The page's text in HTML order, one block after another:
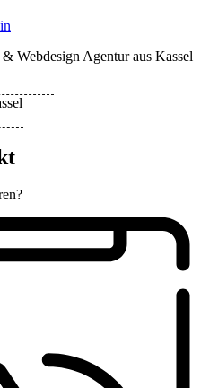
Webdesign Agentur aus Kassel